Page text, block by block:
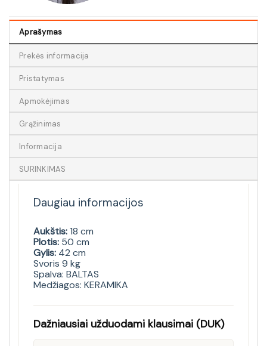
Aprašymas
Prekės informacija
Pristatymas
Apmokėjimas
Grąžinimas
Informacija
SURINKIMAS
Daugiau informacijos
Aukštis:18 cm
Plotis: 50 cm
Gylis: 42 cm
Svoris 9 kg
Spalva: BALTAS
Medžiagos: KERAMIKA
Dažniausiai užduodami klausimai (DUK)